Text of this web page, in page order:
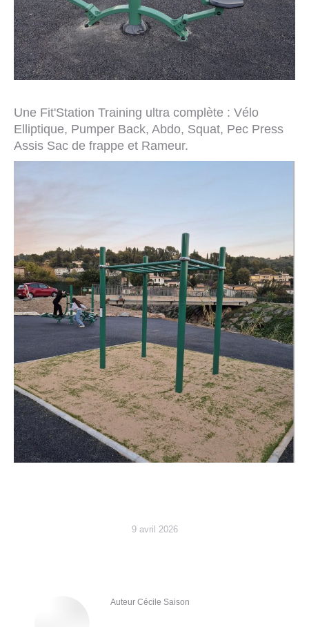
Une Fit'Station Training ultra complète : Vélo
Elliptique, Pumper Back, Abdo, Squat, Pec Press
Assis Sac de frappe et Rameur.
9 avril 2026
Auteur Cécile Saison